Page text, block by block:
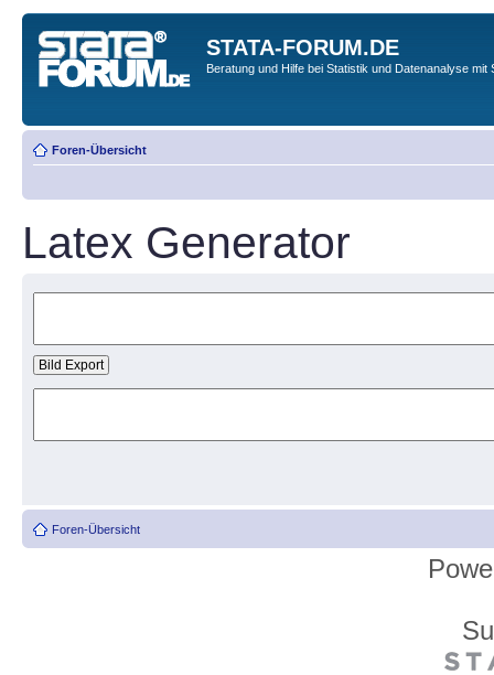
STATA-FORUM.DE
Beratung und Hilfe bei Statistik und Datenanalyse mit
Foren-Übersicht
Latex Generator
Foren-Übersicht